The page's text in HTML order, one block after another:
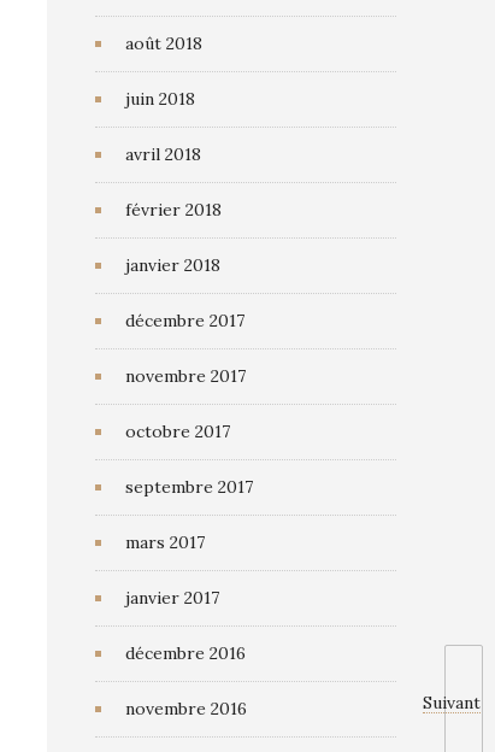
Suivant
août 2018
juin 2018
avril 2018
février 2018
janvier 2018
décembre 2017
novembre 2017
octobre 2017
septembre 2017
mars 2017
janvier 2017
décembre 2016
novembre 2016